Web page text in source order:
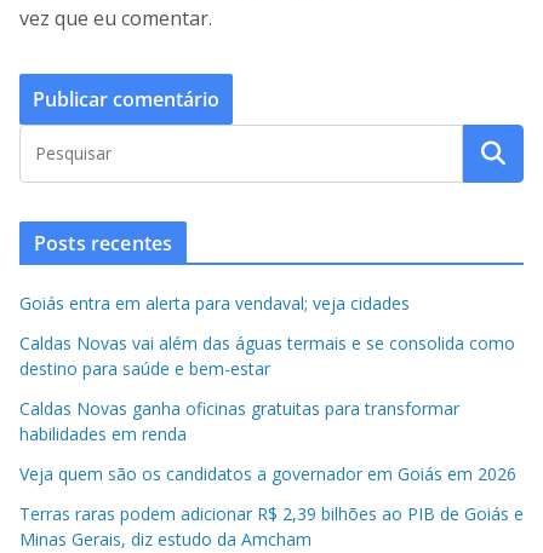
vez que eu comentar.
Posts recentes
Goiás entra em alerta para vendaval; veja cidades
Caldas Novas vai além das águas termais e se consolida como
destino para saúde e bem-estar
Caldas Novas ganha oficinas gratuitas para transformar
habilidades em renda
Veja quem são os candidatos a governador em Goiás em 2026
Terras raras podem adicionar R$ 2,39 bilhões ao PIB de Goiás e
Minas Gerais, diz estudo da Amcham